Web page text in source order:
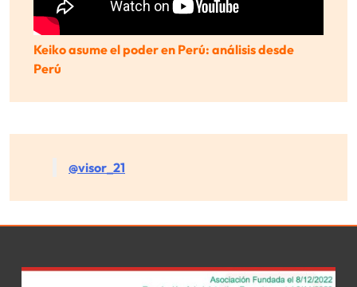
Keiko asume el poder en Perú: análisis desde
Perú
@visor_21